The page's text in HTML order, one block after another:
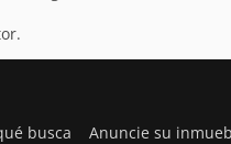
busca Anuncie su